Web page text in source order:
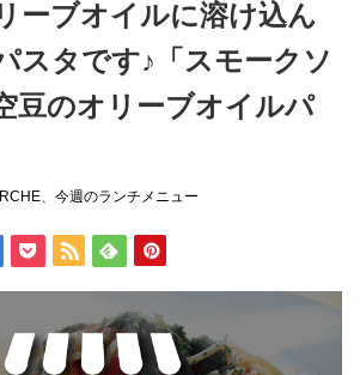
ーブオイルに溶け込ん
スタです♪「スモークソ
豆のオリーブオイルパ
、 今週のランチメニュー